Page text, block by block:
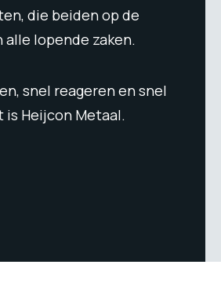
die beiden op de
alle lopende zaken.
snel reageren en snel
is Heijcon Metaal.